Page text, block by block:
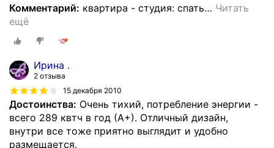
Комментарий: квартира - студия: спать… Читать
ещё
Ирина .
2 отзыва
15 декабря 2010
Достоинства: Очень тихий, потребление энергии -
всего 289 квтч в год (А+). Отличный дизайн,
внутри все тоже приятно выглядит и удобно
размещается.